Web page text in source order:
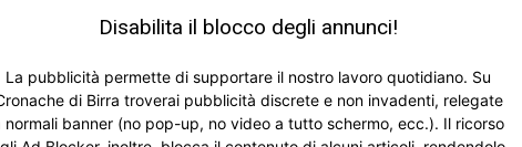
Disabilita il blocco degli annunci!
La pubblicità permette di supportare il nostro lavoro quotidiano. Su
di Birra troverai pubblicità discrete e non invadenti, relegate
normali banner (no pop-up, no video a tutto schermo, ecc.). Il ricorso